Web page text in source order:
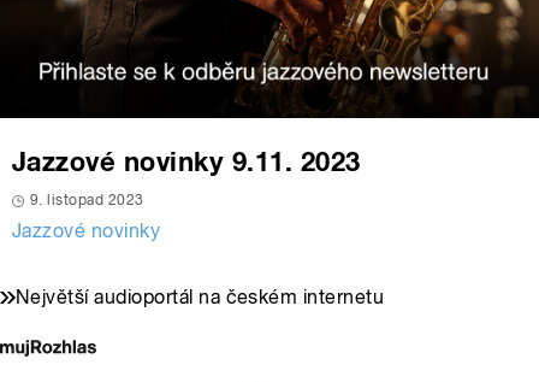
Jazzové novinky 9.11. 2023
9. listopad 2023
Jazzové novinky
Největší audioportál na českém internetu